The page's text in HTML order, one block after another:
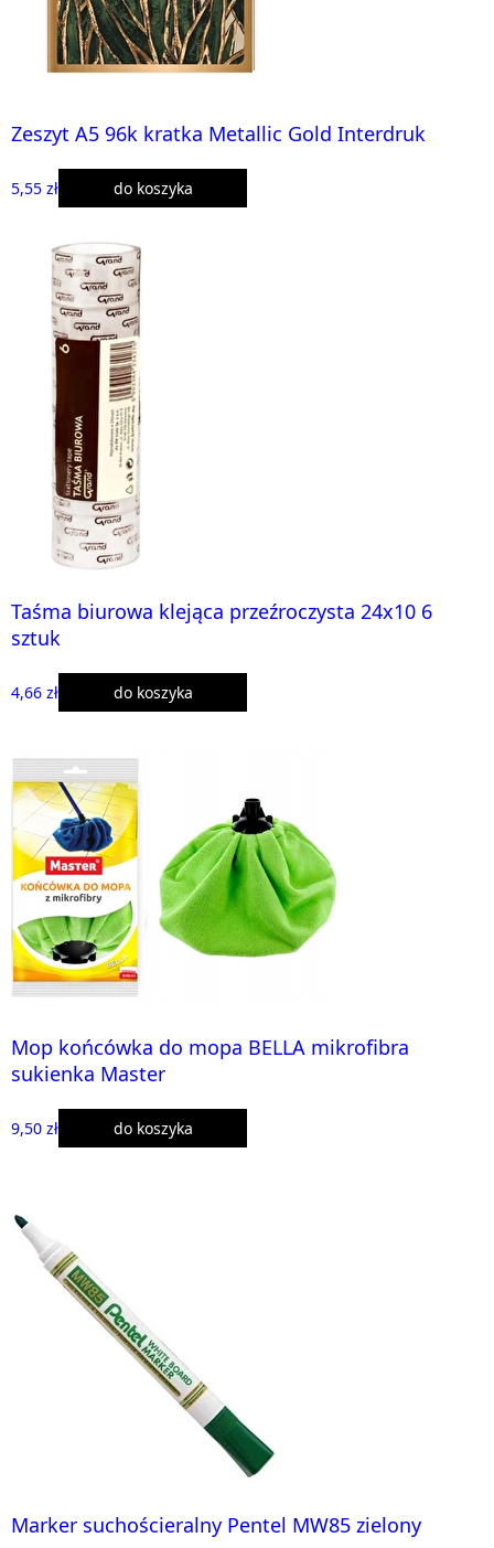
Zeszyt A5 96k kratka Metallic Gold Interdruk
5,55 zł do koszyka
Taśma biurowa klejąca przeźroczysta 24x10 6
sztuk
4,66 zł do koszyka
Mop końcówka do mopa BELLA mikrofibra
sukienka Master
9,50 zł do koszyka
Marker suchościeralny Pentel MW85 zielony